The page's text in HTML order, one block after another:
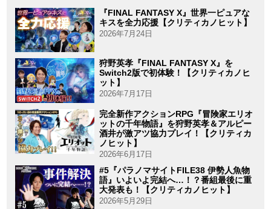
『FINAL FANTASY X』世界一ピュアな
キスを全力応援【クリティカノヒット】
2026年7月24日
狩野英孝『FINAL FANTASY X』を
Switch2版で初体験！【クリティカノヒ
ット】
2026年7月17日
完全新作アクションRPG『冒険家エリオ
ットの千年物語』を狩野英孝＆アルピー
酒井が激アツ協力プレイ！【クリティカ
ノヒット】
2026年6月17日
#5『パラノマサイトFILE38 伊勢人魚物
語』いよいよ完結へ…！？番組最後に重
大発表も！【クリティカノヒット】
2026年5月29日